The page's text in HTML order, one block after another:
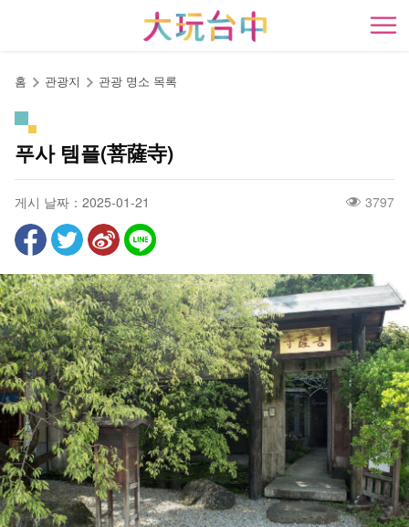
開
홈 관광지 관광 명소 목록
푸사 템플(菩薩寺)
게시 날짜：2025-01-21 3797